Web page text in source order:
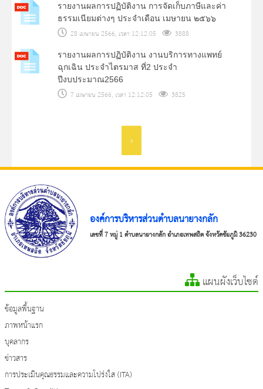
รายงานผลการปฏิบัติงาน การจัดเก็บภาษีและค่า
ธรรมเนียมต่างๆ ประจำเดือน เมษายน ๒๕๖๖
28 เมษายน 2566, เวลา 12:12:05 3888
รายงานผลการปฏิบัติงาน งานบริการทางแพทย์
ฉุกเฉิน ประจำไตรมาส ที่2 ประจำ
ปีงบประมาณ2566
7 เมษายน 2566, เวลา 12:12:05 3825
›
องค์การบริหารส่วนตำบลนายางกลัก
เลขที่ 7 หมู่ 1 ตำบลนายางกลัก อำเภอเทพสถิต จังหวัดชัยภูมิ 36230
แผนผังเว็บไซต์
ข้อมูลพื้นฐาน
ภาพหน้าแรก
บุคลากร
ข่าวสาร
การประเมินคุณธรรมและความโปร่งใส (ITA)